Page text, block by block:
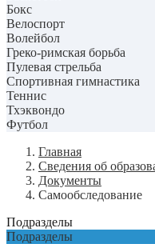
Бокс
Велоспорт
Волейбол
Греко-римская борьба
Пулевая стрельба
Спортивная гимнастика
Теннис
Тхэквондо
Футбол
Главная
Сведения об
Документы
Самообследование
Подразделы
Подразделы